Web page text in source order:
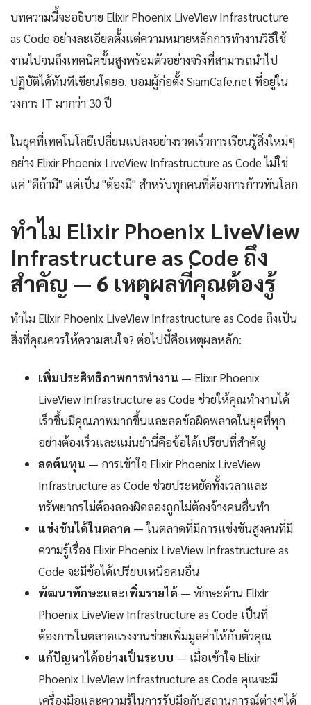
บทความนี้จะอธิบาย Elixir Phoenix LiveView Infrastructure
as Code อย่างละเอียดตั้งแต่ความหมายหลักการทำงานวิธีใช้
งานไปจนถึงเทคนิคขั้นสูงพร้อมตัวอย่างจริงที่สามารถนำไป
ปฏิบัติได้ทันทีเขียนโดยอ. บอมผู้ก่อตั้ง SiamCafe.net ที่อยู่ใน
วงการ IT มากว่า 30 ปี
ในยุคที่เทคโนโลยีเปลี่ยนแปลงอย่างรวดเร็วการเรียนรู้สิ่งใหม่ๆ
อย่าง Elixir Phoenix LiveView Infrastructure as Code ไม่ใช่
แค่ "ดีถ้ามี" แต่เป็น "ต้องมี" สำหรับทุกคนที่ต้องการก้าวทันโลก
ทำไม Elixir Phoenix LiveView
Infrastructure as Code ถึง
สำคัญ — 6 เหตุผลที่คุณต้องรู้
ทำไม Elixir Phoenix LiveView Infrastructure as Code ถึงเป็น
สิ่งที่คุณควรให้ความสนใจ? ต่อไปนี้คือเหตุผลหลัก:
เพิ่มประสิทธิภาพการทำงาน — Elixir Phoenix
LiveView Infrastructure as Code ช่วยให้คุณทำงานได้
เร็วขึ้นมีคุณภาพมากขึ้นและลดข้อผิดพลาดในยุคที่ทุก
อย่างต้องเร็วและแม่นยำนี่คือข้อได้เปรียบที่สำคัญ
ลดต้นทุน — การเข้าใจ Elixir Phoenix LiveView
Infrastructure as Code ช่วยประหยัดทั้งเวลาและ
ทรัพยากรไม่ต้องลองผิดลองถูกไม่ต้องจ้างคนอื่นทำ
แข่งขันได้ในตลาด — ในตลาดที่มีการแข่งขันสูงคนที่มี
ความรู้เรื่อง Elixir Phoenix LiveView Infrastructure as
Code จะมีข้อได้เปรียบเหนือคนอื่น
พัฒนาทักษะและเพิ่มรายได้ — ทักษะด้าน Elixir
Phoenix LiveView Infrastructure as Code เป็นที่
ต้องการในตลาดแรงงานช่วยเพิ่มมูลค่าให้กับตัวคุณ
แก้ปัญหาได้อย่างเป็นระบบ — เมื่อเข้าใจ Elixir
Phoenix LiveView Infrastructure as Code คุณจะมี
เครื่องมือและความรู้ในการรับมือกับสถานการณ์ต่างๆได้